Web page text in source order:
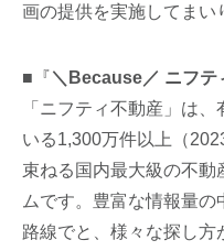
画の提供を実施してまい
■『＼Because／ ニフテ
「ニフティ不動産」は
いる1,300万件以上（
束ねる国内最大級の不動
ムです。豊富な情報量の
路線でと、様々な探し方